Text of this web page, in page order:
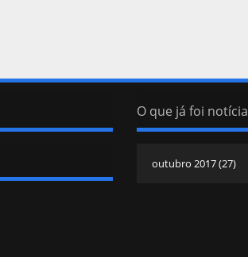
O que já foi notícia